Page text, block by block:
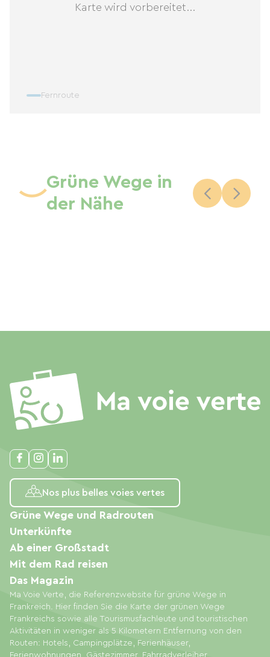
Karte wird vorbereitet...
Fernroute
Grüne Wege in
der Nähe
Nos plus belles voies vertes
Ma Voie Verte, die Referenzwebsite für grüne Wege in
Frankreich. Hier finden Sie die Karte der grünen Wege
Frankreichs sowie alle Tourismusfachleute und touristischen
Aktivitäten in weniger als 5 Kilometern Entfernung von den
Routen: Hotels, Campingplätze, Ferienhäuser,
Ferienwohnungen, Gästezimmer, Fahrradverleiher,
Grüne Wege und Radrouten
Unterkünfte
Ab einer Großstadt
Mit dem Rad reisen
Das Magazin